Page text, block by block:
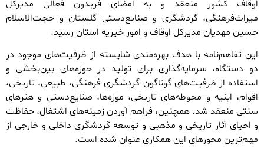
اوقاف کشور منعقد و به امضای فریدون فعالی مدیرکل
میراث‌فرهنگی، گردشگری و صنایع‌دستی گلستان و حجت‌الاسلام
حسین مهدیان مدیرکل اوقاف و امور خیریه استان رسید.
این تفاهم‌نامه با هدف بهره‌مندی شایسته از ظرفیت‌های موجود در
دو دستگاه، سرمایه‌گذاری برای تولید در حوزه‌های بین‌بخشی و
استفاده از ظرفیت‌های گوناگون گردشگری فرهنگی، طبیعی، تاریخی،
اقوام، ابنیه و محوطه‌های تاریخی، موزه‌ها، صنایع‌دستی و هنرهای
سنتی منعقد شد. همچنین، فراهم آوردن زمینه‌های اشتغال، حفاظت
و احیای آثار تاریخی و مذهبی و توسعه گردشگری داخلی و خارجی از
مهم‌ترین محورهای این همکاری عنوان شده است.